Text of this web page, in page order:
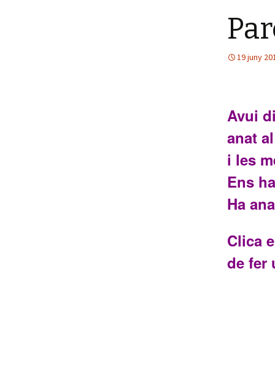
19 juny
Avui
anat
i les
Ens
Ha
Clica
de fer